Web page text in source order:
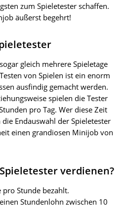
zum Spieletester schaffen.
äußerst begehrt!
gleich mehrere Spieletage
von Spielen ist ein enorm
ausfindig gemacht werden.
spielen die Tester
pro Tag. Wer diese Zeit
Endauswahl der Spieletester
einen grandiosen Minijob von
verdienen?
pro Stunde bezahlt.
Stundenlohn zwischen 10